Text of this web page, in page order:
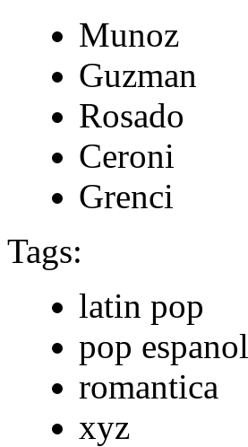
Munoz
Guzman
Rosado
Ceroni
Grenci
Tags:
latin pop
pop espanol
romantica
xyz